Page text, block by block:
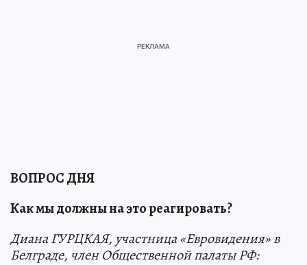
ВОПРОС ДНЯ
Как мы должны на это реагировать?
Диана ГУРЦКАЯ, участница «Евровидения» в
Белграде, член Общественной палаты РФ: